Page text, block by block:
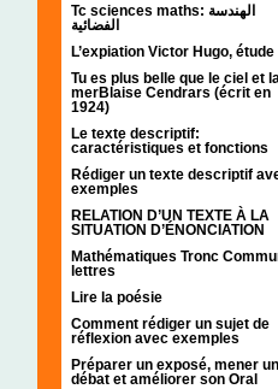
Tc sciences maths: الهندسة
الفضائية
L’expiation Victor Hugo, étude
Tu es plus belle que le ciel et
merBlaise Cendrars (écrit en
1924)
Le texte descriptif:
caractéristiques et fonctions
Rédiger un texte descriptif
exemples
RELATION D’UN TEXTE À LA
SITUATION D’ÉNONCIATION
Mathématiques Tronc
lettres
Lire la poésie
Comment rédiger un sujet de
réflexion avec exemples
Préparer un exposé, mener un
débat et améliorer son Oral